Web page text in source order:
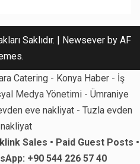
Saklıdır. | Newsever by AF
Catering - Konya Haber - İş
Medya Yönetimi - Ümraniye
eve nakliyat - Tuzla evden
Sales • Paid Guest Posts •
+90 544 226 57 40